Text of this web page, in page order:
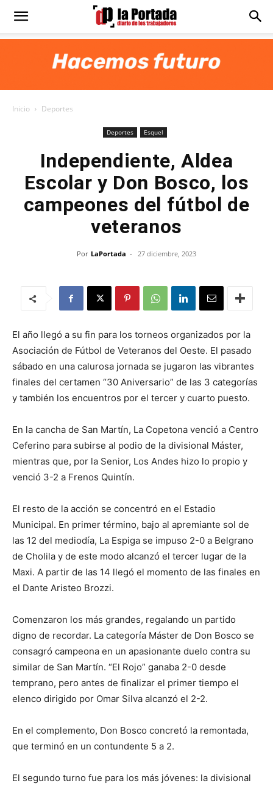
Diario
Inicio Deportes
Deportes Esquel
Independiente, Aldea
Escolar y Don Bosco, los
campeones del fútbol de
veteranos
Por LaPortada - 27 diciembre, 2023
El año llegó a su fin para los torneos organizados por la
Asociación de Fútbol de Veteranos del Oeste. El pasado
sábado en una calurosa jornada se jugaron las vibrantes
finales del certamen “30 Aniversario” de las 3 categorías
y también los encuentros por el tercer y cuarto puesto.
En la cancha de San Martín, La Copetona venció a Centro
Ceferino para subirse al podio de la divisional Máster,
mientras que, por la Senior, Los Andes hizo lo propio y
venció 3-2 a Frenos Quintín.
El resto de la acción se concentró en el Estadio
Municipal. En primer término, bajo al apremiante sol de
las 12 del mediodía, La Espiga se impuso 2-0 a Belgrano
de Cholila y de este modo alcanzó el tercer lugar de la
Maxi. A partir de las 14 llegó el momento de las finales en
el Dante Aristeo Brozzi.
Comenzaron los más grandes, regalando un partido
digno de recordar. La categoría Máster de Don Bosco se
consagró campeona en un apasionante duelo contra su
similar de San Martín. “El Rojo” ganaba 2-0 desde
temprano, pero antes de finalizar el primer tiempo el
elenco dirigido por Omar Silva alcanzó el 2-2.
En el complemento, Don Bosco concretó la remontada,
que terminó en un contundente 5 a 2.
El segundo turno fue para los más jóvenes: la divisional